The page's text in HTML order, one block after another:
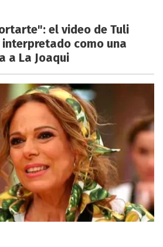
el video de Tuli
como una
a La Joaqui